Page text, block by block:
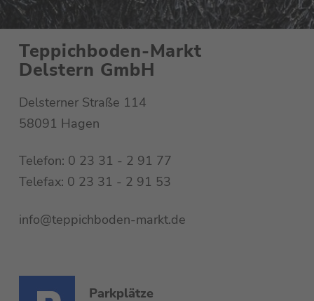
Teppichboden-Markt
Delstern GmbH
Delsterner Straße 114
58091 Hagen
Telefon: 0 23 31 - 2 91 77
Telefax: 0 23 31 - 2 91 53
info@teppichboden-markt.de
Parkplätze